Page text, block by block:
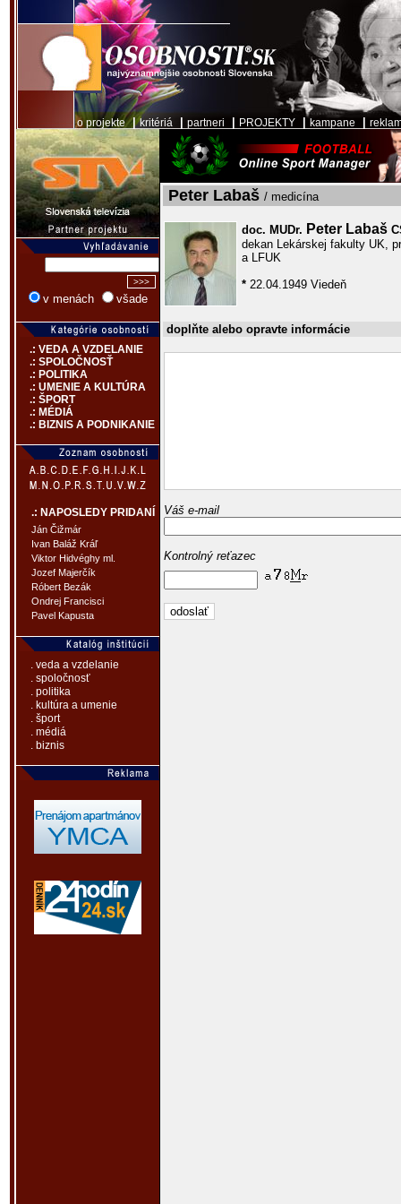
o projekte|kritériá partneri PROJEKTY kampane
v menách všade
.: VEDA A VZDELANIE
.: SPOLOČNOSŤ
.: POLITIKA
.: UMENIE A KULTÚRA
.: ŠPORT
.: MÉDIÁ
.: BIZNIS A PODNIKANIE
.: NAPOSLEDY PRIDANÍ
Ján Čižmár
Ivan Baláž Kráľ
Viktor Hidvéghy ml.
Jozef Majerčík
Róbert Bezák
Ondrej Francisci
Pavel Kapusta
. veda a vzdelanie
. spoločnosť
. politika
. kultúra a umenie
. šport
. médiá
. biznis
Peter Labaš / medicína
doc. MUDr. Peter Labaš
dekan Lekárskej fakulty UK,
a LFUK
* 22.04.1949 Viedeň
doplňte alebo opravte informácie
Váš e-mail
Kontrolný reťazec